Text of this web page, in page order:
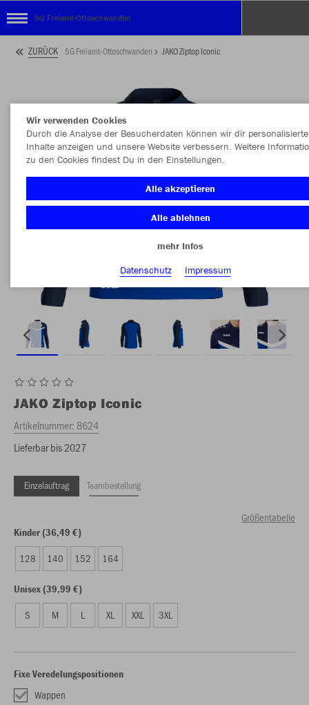
SG Freiamt-Ottoschwanden
ZURÜCK SG Freiamt-Ottoschwanden JAKO Ziptop Iconic
JAKO Ziptop Iconic
Artikelnummer:8624
Lieferbar bis 2027
Einzelauftrag Teambestellung
Größentabelle
Kinder (36,49 €)
128 140 152 164
Unisex (39,99 €)
S M L XL XXL 3XL
Fixe Veredelungspositionen
Wappen
Wir verwenden Cookies
Durch die Analyse der Besucherdaten können wir dir personalisierte
Inhalte anzeigen und unsere Website verbessern. Weitere
zu den Cookies findest Du in den Einstellungen.
Alle akzeptieren
Alle ablehnen
mehr Infos
Datenschutz
Impressum